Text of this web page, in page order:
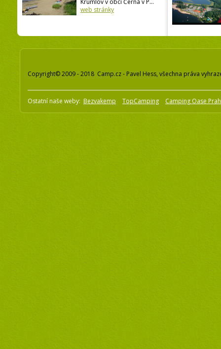
Krumlov v obci Černá v P...
web stránky
Copyright© 2009 - 2018 Camp.cz - Pavel Hess, všechna práva
Ostatní naše weby: Bezvakemp TopCamping Camping Oase